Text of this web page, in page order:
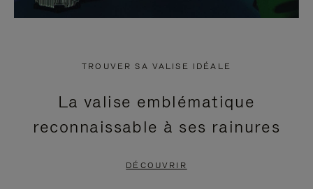
TROUVER SA VALISE IDÉALE
La valise emblématique
reconnaissable à ses rainures
DÉCOUVRIR